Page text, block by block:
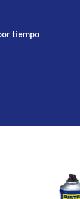
tiempo